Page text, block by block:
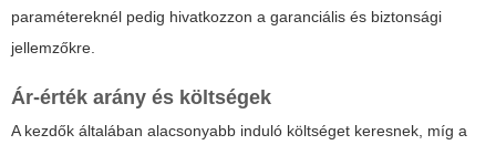
paramétereknél pedig hivatkozzon a garanciális és biztonsági
jellemzőkre.
Ár-érték arány és költségek
A kezdők általában alacsonyabb induló költséget keresnek, míg a